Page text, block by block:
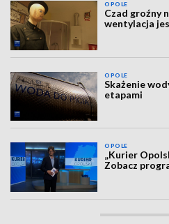
OPOLE
Czad groźny
wentylacja
OPOLE
Skażenie
etapami
OPOLE
„Kurier
Zobacz